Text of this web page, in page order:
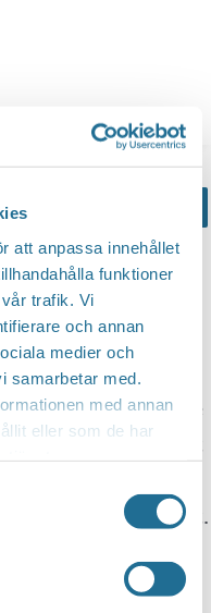
att anpassa innehållet
funktioner
trafik. Vi
och annan
medier och
samarbetar med.
med annan
eller som de har
with Google
remember that the
a machine and not
percent correct.
for any